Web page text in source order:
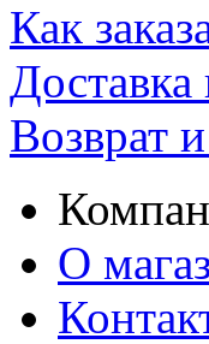
Как
Доставка
Возврат
О